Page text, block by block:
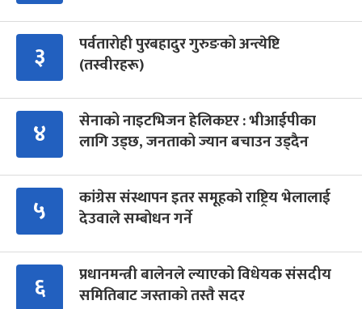
३
पर्वतारोही पुरबहादुर गुरुङको अन्त्येष्टि
(तस्वीरहरू)
४
सेनाको नाइटभिजन हेलिकप्टर : भीआईपीका
लागि उड्छ, जनताको ज्यान बचाउन उड्दैन
५
कांग्रेस संस्थापन इतर समूहको राष्ट्रिय भेलालाई
देउवाले सम्बोधन गर्ने
६
प्रधानमन्त्री बालेनले ल्याएको विधेयक संसदीय
समितिबाट जस्ताको तस्तै सदर